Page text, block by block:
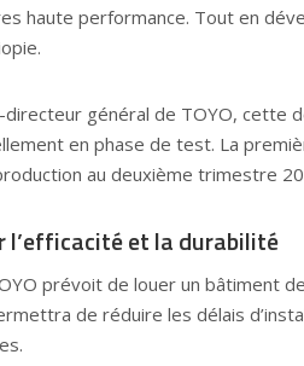
haute performance. Tout en
directeur général de TOYO, cette
en phase de test. La
au deuxième trimestre
l’efficacité et la durabilité
prévoit de louer un bâtiment
de réduire les délais